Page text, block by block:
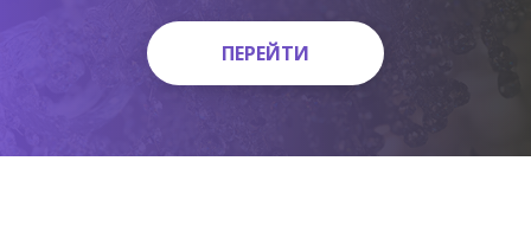
ПЕРЕЙТИ
ПЕРЕЙТИ